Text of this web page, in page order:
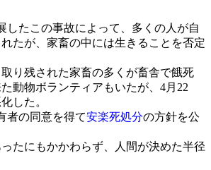
したこの事故によって、多くの人が自
たが、家畜の中には生きることを否定
り残された家畜の多くが畜舎で餓死
動物ボランティアもいたが、4月22
した。
者の同意を得て安楽死処分の方針を公
たにもかかわらず、人間が決めた半径